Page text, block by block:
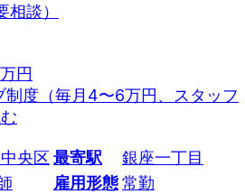
談）
円
制度（毎月4〜6万円、スタッフ
央区 最寄駅
銀座一丁目
雇用形態常勤